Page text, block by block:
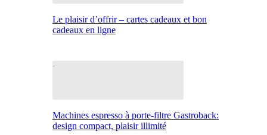
Le plaisir d’offrir – cartes cadeaux et bon
cadeaux en ligne
Machines espresso à porte-filtre Gastroback:
design compact, plaisir illimité